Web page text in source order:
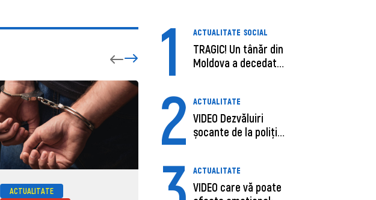
ACTUALITATE
ECONOMIE
1 ACTUALITATE SOCIAL
TRAGIC! Un tânăr din
Moldova a decedat
2 ACTUALITATE
VIDEO Dezvăluiri
șocante de la poliție,
ACTUALITATE
VIDEO care vă poate